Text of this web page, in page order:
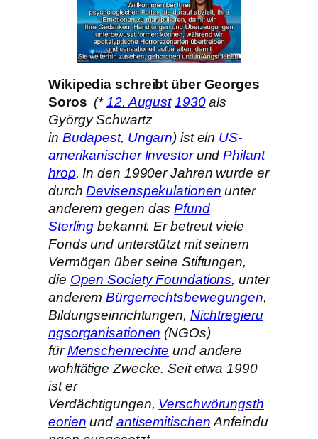
Wikipedia schreibt über Georges
Soros (*12. August 1930als
György Schwartz
in Budapest, Ungarn) ist ein US-
amerikanischer InvestorundPhilant
hrop. In den 1990er Jahren wurde er
durchDevisenspekulationen unter
anderem gegen dasPfund
Sterling bekannt. Er betreut viele
Fonds und unterstützt mit seinem
Vermögen über seine Stiftungen,
die Open Society Foundations, unter
anderemBürgerrechtsbewegungen,
Bildungseinrichtungen, Nichtregieru
ngsorganisationen (NGOs)
fürMenschenrechte und andere
wohltätige Zwecke. Seit etwa 1990
ist er
Verdächtigungen, Verschwörungsth
eorien und antisemitischenAnfeindu